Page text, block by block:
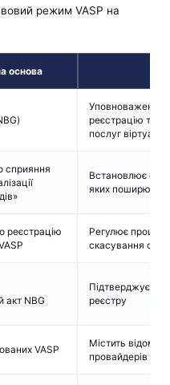
режим VASP на
основа
Уповноважений
реєстрацію та
послуг
сприяння
Встановлює
яких
реєстрацію
Регулює
скасування
акт NBG
Підтверджує
реєстру
VASP
Містить
провайдерів